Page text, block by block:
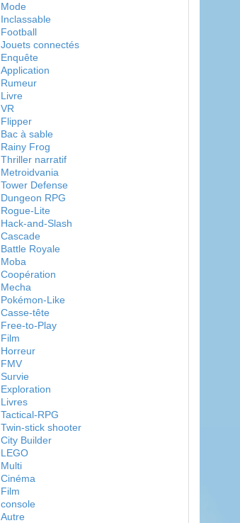
Mode
Inclassable
Football
Jouets connectés
Enquête
Application
Rumeur
Livre
VR
Flipper
Bac à sable
Rainy Frog
Thriller narratif
Metroidvania
Tower Defense
Dungeon RPG
Rogue-Lite
Hack-and-Slash
Cascade
Battle Royale
Moba
Coopération
Mecha
Pokémon-Like
Casse-tête
Free-to-Play
Film
Horreur
FMV
Survie
Exploration
Livres
Tactical-RPG
Twin-stick shooter
City Builder
LEGO
Multi
Cinéma
Film
console
Autre